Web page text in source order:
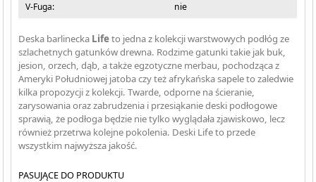
V-Fuga:
nie
Deska barlinecka Lifeto jedna z kolekcji warstwowych podłóg ze
szlachetnych gatunków drewna. Rodzime gatunki takie jak buk,
jesion, orzech, dąb, a także egzotyczne merbau, pochodząca z
Ameryki Południowej jatoba czy też afrykańska sapele to zaledwie
kilka propozycji z kolekcji. Twarde, odporne na ścieranie,
zarysowania oraz zabrudzenia i przesiąkanie deski podłogowe
sprawią, że podłoga będzie nie tylko wyglądała zjawiskowo, lecz
również przetrwa kolejne pokolenia. Deski Life to przede
wszystkim najwyższa jakość.
PASUJĄCE DO PRODUKTU